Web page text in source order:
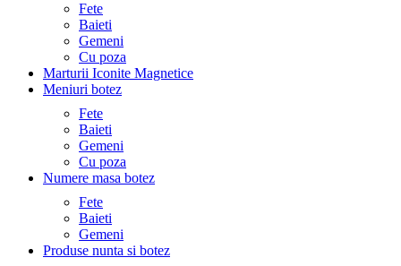
Fete
Baieti
Gemeni
Cu poza
Marturii Iconite Magnetice
Meniuri botez
Fete
Baieti
Gemeni
Cu poza
Numere masa botez
Fete
Baieti
Gemeni
Produse nunta si botez